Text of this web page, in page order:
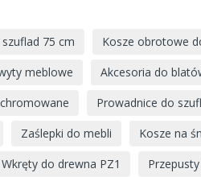
75 cm Kosze obrotowe
meblowe Akcesoria do
Prowadnice do
Zaślepki do mebli Kosze na
Wkręty do drewna PZ1